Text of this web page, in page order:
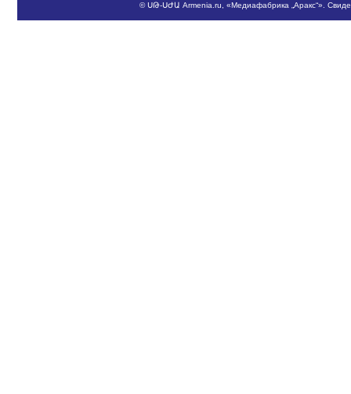
©ՍԹ-ՍԺԱ Armenia.ru , «Медиафабрика „Аракс“».